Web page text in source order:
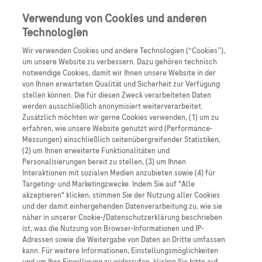
Anmelden
Nephrologie
Alles zum Thema chronische
Nierenerkrankung und renale Anämie
Verwendung von Cookies und anderen
Technologien
Wir verwenden Cookies und andere Technologien (“Cookies”),
um unsere Website zu verbessern. Dazu gehören technisch
notwendige Cookies, damit wir Ihnen unsere Website in der
von Ihnen erwarteten Qualität und Sicherheit zur Verfügung
stellen können. Die für diesen Zweck verarbeiteten Daten
werden ausschließlich anonymisiert weiterverarbeitet.
Zusätzlich möchten wir gerne Cookies verwenden, (1) um zu
erfahren, wie unsere Website genutzt wird (Performance-
Messungen) einschließlich seitenübergreifender Statistiken,
(2) um Ihnen erweiterte Funktionalitäten und
Personalisierungen bereit zu stellen, (3) um Ihnen
Interaktionen mit sozialen Medien anzubieten sowie (4) für
Targeting- und Marketingzwecke. Indem Sie auf "Alle
akzeptieren" klicken, stimmen Sie der Nutzung aller Cookies
und der damit einhergehenden Datenverarbeitung zu, wie sie
näher in unserer Cookie-/Datenschutzerklärung beschrieben
ist, was die Nutzung von Browser-Informationen und IP-
Adressen sowie die Weitergabe von Daten an Dritte umfassen
kann. Für weitere Informationen, Einstellungsmöglichkeiten